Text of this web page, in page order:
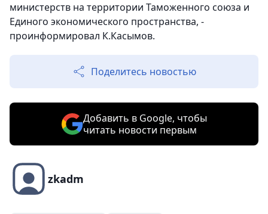
министерств на территории Таможенного союза и
Единого экономического пространства, -
проинформировал К.Касымов.
Поделитесь новостью
Добавить в Google, чтобы
читать новости первым
zkadm